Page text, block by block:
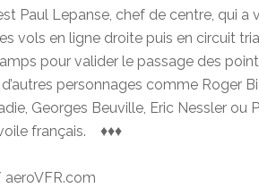
Paul Lepanse, chef de centre, qui
vols en ligne droite puis en circuit
pour valider le passage des
personnages comme Roger
Georges Beuville, Eric Nessler ou
français. ♦♦♦